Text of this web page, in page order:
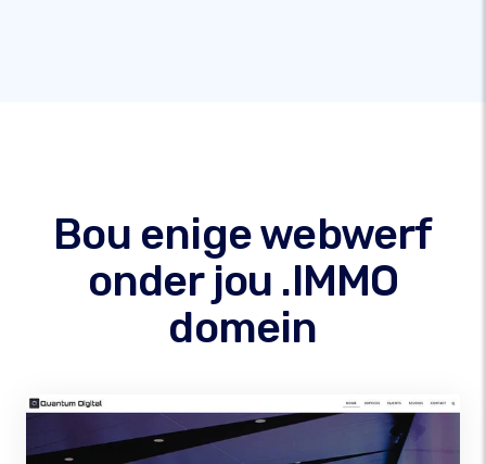
Bou enige webwerf
onder jou .IMMO
domein